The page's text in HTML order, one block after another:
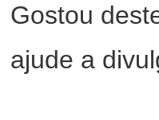
Gostou
ajude a